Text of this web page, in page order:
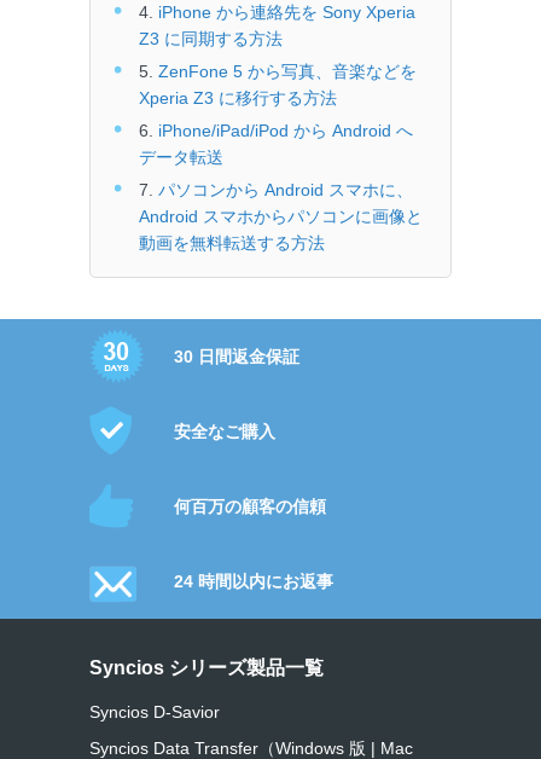
4. iPhone から連絡先を Sony Xperia
Z3 に同期する方法
5. ZenFone 5 から写真、音楽などを
Xperia Z3 に移行する方法
6. iPhone/iPad/iPod から Android へ
データ転送
7. パソコンから Android スマホに、
Android スマホからパソコンに画像と
動画を無料転送する方法
30 日間返金保証
安全なご購入
何百万の顧客の信頼
24 時間以内にお返事
Syncios シリーズ製品一覧
Syncios D-Savior
Syncios Data Transfer（Windows 版 | Mac